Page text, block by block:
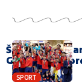
SPORT
Španija
Ginisova